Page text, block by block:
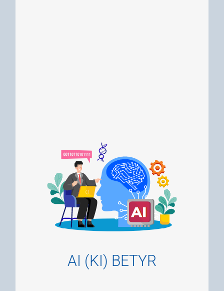
AI (KI) BETYR
si at det har kunstig intelligens.
Eksempler på produkter og tjenester som
bruker kunstig intelligens
Google (kart, annonsering, søk,
nettsidebesøk m.m)
Digitale assistenter som Siri og Alexa
Film- og musikkanbefalinger fra Netflix